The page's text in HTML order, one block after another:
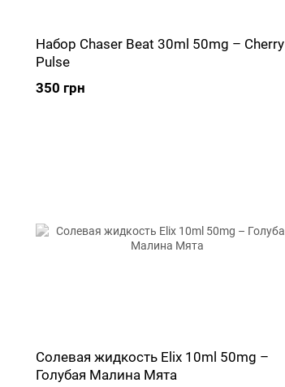
Набор Chaser Beat 30ml 50mg – Cherry
Pulse
350 грн
Солевая жидкость Elix 10ml 50mg –
Голубая Малина Мята